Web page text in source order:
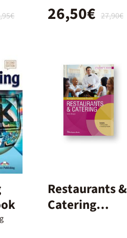
27,90€
26,50€
Restaurants &
Catering